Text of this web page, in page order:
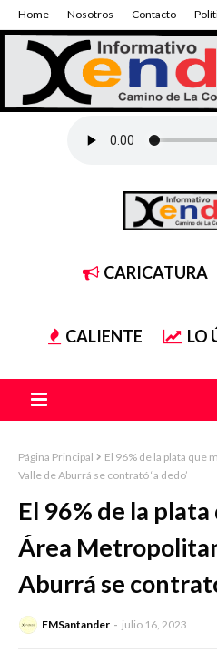
Home Nosotros Contacto
CARICATURA
CALIENTE LO
Página Principal
El 96% de la plata que
Valle de Aburrá se contrató ‘a dedo’
El 96% de la
Área
Aburrá se contrató
FMSantander julio 16, 2023